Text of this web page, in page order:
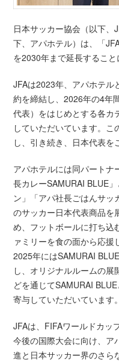
日本サッカー協会（以下、
下、アパホテル）は、「
を2030年まで延長すること
JFAは2023年、アパホテル
約を締結し、2026年の4年
代表）をはじめとする各カ
していただいています。
し、引き続き、日本代表を
アパホテルには同パートナ
長カレーSAMURAI BLUE
ン」「アパ社長ごはんサ
のサッカー日本代表商品を
め、フットボールに打ち込
ァミリーを食の面から応援
2025年にはSAMURAI
し、オリジナルルームの
どを通じてSAMURAI
寄与していただいています。
JFAは、FIFAワールドカッ
今後の国際大会に向け、ア
進と日本サッカー界のさら